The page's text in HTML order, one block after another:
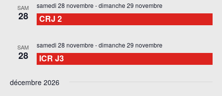
SAM
28
samedi 28 novembre -dimanche 29 novembre
CRJ 2
SAM
28
samedi 28 novembre -dimanche 29 novembre
ICR J3
décembre 2026